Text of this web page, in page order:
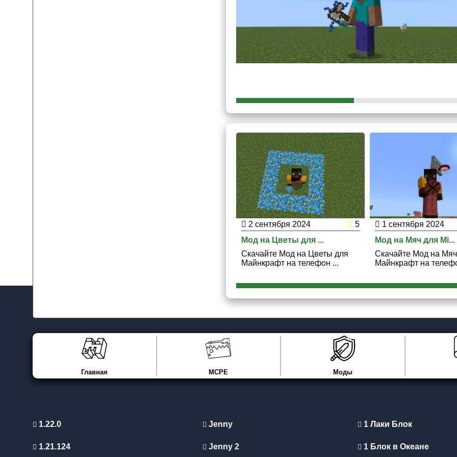
Аддон не ослабил эффекты и характеристики силы. Мощь
2 сентября 2024
5
Мод на Цветы для ...
Скачайте Мод на Цветы для
Майнкрафт на телефон ...
1 сентября 2024
Мод на Мяч для Mi...
Скачайте Мод на
Майнкрафт на
Главная MCPE Моды
1.22.0
1.21.124
Jenny
Jenny 2
1 Лаки Блок
1 Блок в Океане